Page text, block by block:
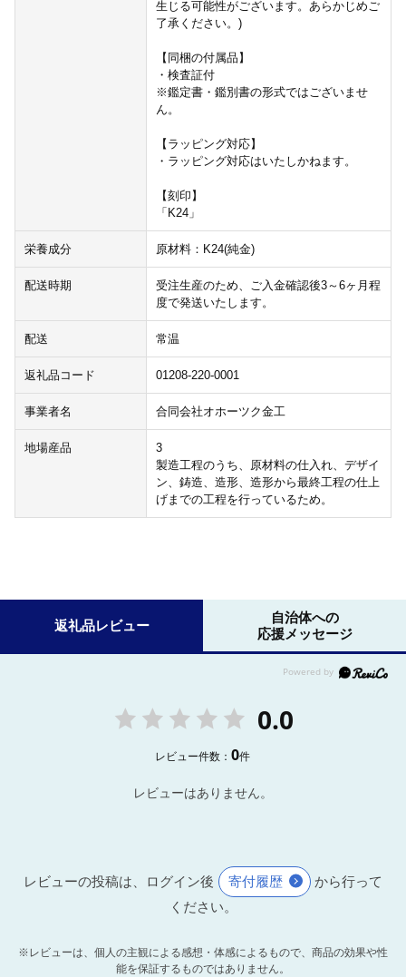
生じる可能性がございます。あらかじめご
了承ください。)
【同梱の付属品】
・検査証付
※鑑定書・鑑別書の形式ではございませ
ん。
【ラッピング対応】
・ラッピング対応はいたしかねます。
【刻印】
「K24」
栄養成分 原材料：K24(純金)
配送時期
受注生産のため、ご入金確認後3～6ヶ月程
度で発送いたします。
配送 常温
返礼品コード 01208-220-0001
事業者名 合同会社オホーツク金工
地場産品
3
製造工程のうち、原材料の仕入れ、デザイ
ン、鋳造、造形、造形から最終工程の仕上
げまでの工程を行っているため。
返礼品レビュー
自治体への
応援メッセージ
0.0
レビュー件数：0件
レビューはありません。
レビューの投稿は、ログイン後 寄付履歴
から行って
ください。
※レビューは、個人の主観による感想・体感によるもので、商品の効果や性
能を保証するものではありません。